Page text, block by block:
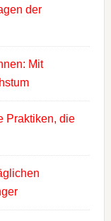
der
Mit
Praktiken, die